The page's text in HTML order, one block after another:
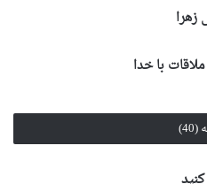
با خدا